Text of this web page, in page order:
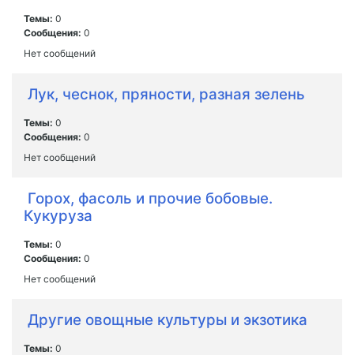
Темы: 0
Сообщения: 0
Нет сообщений
Лук, чеснок, пряности, разная зелень
Темы: 0
Сообщения: 0
Нет сообщений
Горох, фасоль и прочие бобовые.
Кукуруза
Темы: 0
Сообщения: 0
Нет сообщений
Другие овощные культуры и экзотика
Темы: 0